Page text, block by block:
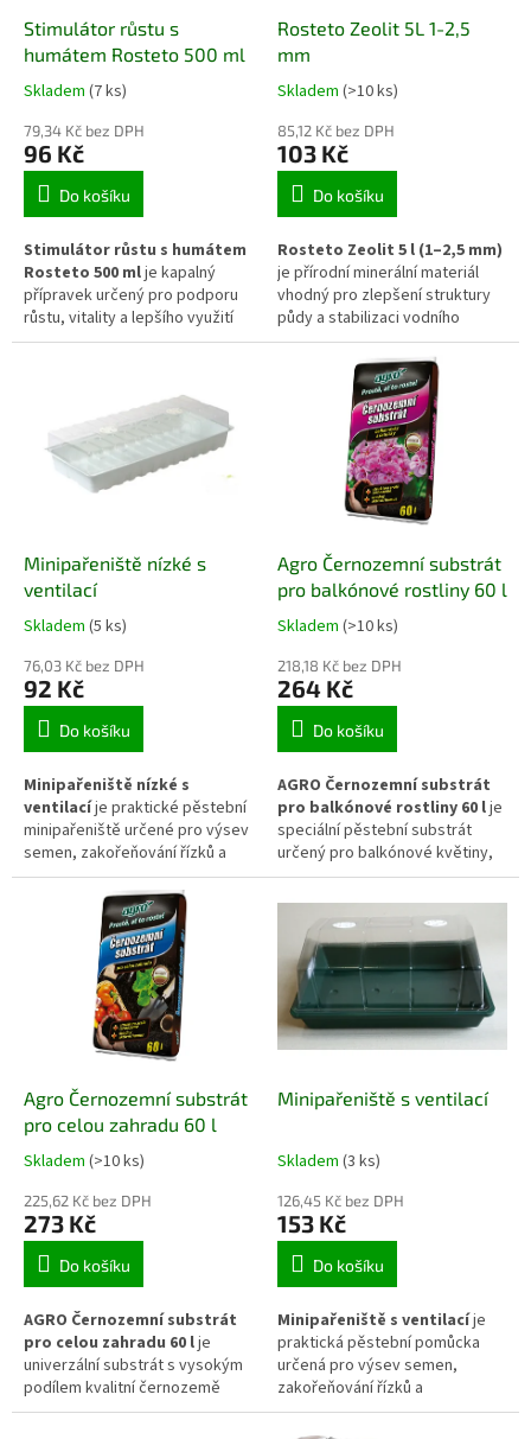
Stimulátor růstu s
humátem Rosteto 500 ml
Skladem (7 ks)
79,34 Kč bez DPH
96 Kč
Do košíku
Stimulátor růstu s humátem
Rosteto 500 mlje kapalný
přípravek určený pro podporu
růstu, vitality a lepšího využití
živin rostlinami. Obsah
celkové kondici rostlin během
vegetace. Vhodný je pro
okrasné i užitkové rostliny
pěstované na záhonech i v
nádobách.
Rosteto Zeolit 5L 1-2,5
mm
Skladem (>10 ks)
85,12 Kč bez DPH
103 Kč
Do košíku
Rosteto Zeolit 5 l (1–2,5 mm)
je přírodní minerální materiál
vhodný pro zlepšení struktury
půdy a stabilizaci vodního
režimu. Díky své pórovité
struktuře dokáže zadržovat
vodu i živiny a postupně je
uvolňovat ke kořenům rostlin.
Uplatní se při výsadbě,
přimíchání do substrátu i při
dlouhodobé péči o půdu.
Minipařeniště nízké s
ventilací
Skladem (5 ks)
76,03 Kč bez DPH
92 Kč
Do košíku
Minipařeniště nízké s
ventilacíje praktické pěstební
minipařeniště určené pro výsev
semen, zakořeňování řízků a
předpěstování mladých rostlin.
Průhledné víko s nastavitelnou
ventilací pomáhá udržovat
vhodné mikroklima, reguluje
vlhkost a podporuje
rovnoměrné klíčení i zdravý
počáteční růst rostlin. Díky
nízkému provedení je ideální
pro použití na parapetech, ve
prostorách.
Agro Černozemní substrát
pro balkónové rostliny 60 l
Skladem (>10 ks)
218,18 Kč bez DPH
264 Kč
Do košíku
AGRO Černozemní substrát
pro balkónové rostliny 60 lje
speciální pěstební substrát
určený pro balkónové květiny,
bylinky a další rostliny
pěstované v truhlících,
květináčích a větších nádobách.
Vyvážené složení podporuje
zdravé zakořenění, bujný růst a
dlouhodobé kvetení, zatímco
černozemní, rašelinné a
humusové složky pomáhají
udržovat příznivý poměr vláhy a
Substrát je připraven k
terasách i zahradách.
Agro Černozemní substrát
pro celou zahradu 60 l
Skladem (>10 ks)
225,62 Kč bez DPH
273 Kč
Do košíku
AGRO Černozemní substrát
pro celou zahradu 60 lje
univerzální substrát s vysokým
podílem kvalitní černozemě
určený pro výsadbu,
Minipařeniště s ventilací
Skladem (3 ks)
126,45 Kč bez DPH
153 Kč
Do košíku
Minipařeniště s ventilacíje
praktická pěstební pomůcka
určená pro výsev semen,
zakořeňování řízků a
předpěstování mladých rostlin.
Průhledné víko s nastavitelnou